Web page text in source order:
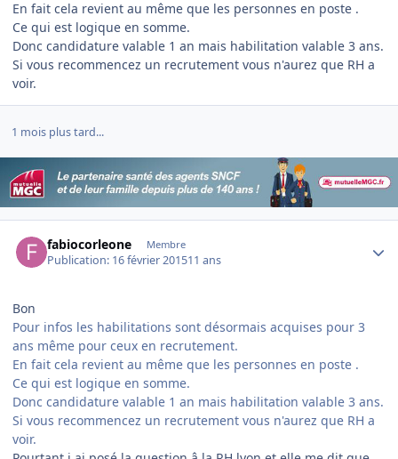
En fait cela revient au même que les personnes en poste .
Ce qui est logique en somme.
Donc candidature valable 1 an mais habilitation valable 3 ans.
Si vous recommencez un recrutement vous n'aurez que RH a
voir.
1 mois plus tard...
fabiocorleone Membre
Publication: 16 février 201511 ans
Bon
Pour infos les habilitations sont désormais acquises pour 3
ans même pour ceux en recrutement.
En fait cela revient au même que les personnes en poste .
Ce qui est logique en somme.
Donc candidature valable 1 an mais habilitation valable 3 ans.
Si vous recommencez un recrutement vous n'aurez que RH a
voir.